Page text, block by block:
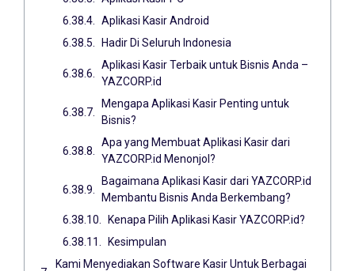
Aplikasi Kasir Android
Hadir Di Seluruh Indonesia
Aplikasi Kasir Terbaik untuk Bisnis Anda –
YAZCORP.id
Mengapa Aplikasi Kasir Penting untuk
Bisnis?
Apa yang Membuat Aplikasi Kasir dari
YAZCORP.id Menonjol?
Bagaimana Aplikasi Kasir dari YAZCORP.id
Membantu Bisnis Anda Berkembang?
Kenapa Pilih Aplikasi Kasir YAZCORP.id?
Kesimpulan
Kami Menyediakan Software Kasir Untuk Berbagai